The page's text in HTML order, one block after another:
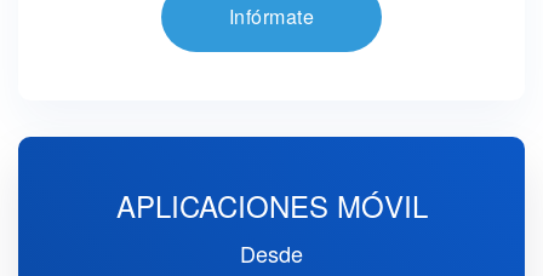
Infórmate
APLICACIONES MÓVIL
Desde